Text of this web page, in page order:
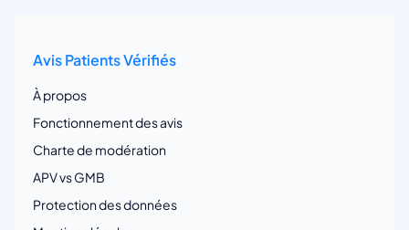
Avis Patients Vérifiés
À propos
Fonctionnement des avis
Charte de modération
APV vs GMB
Protection des données